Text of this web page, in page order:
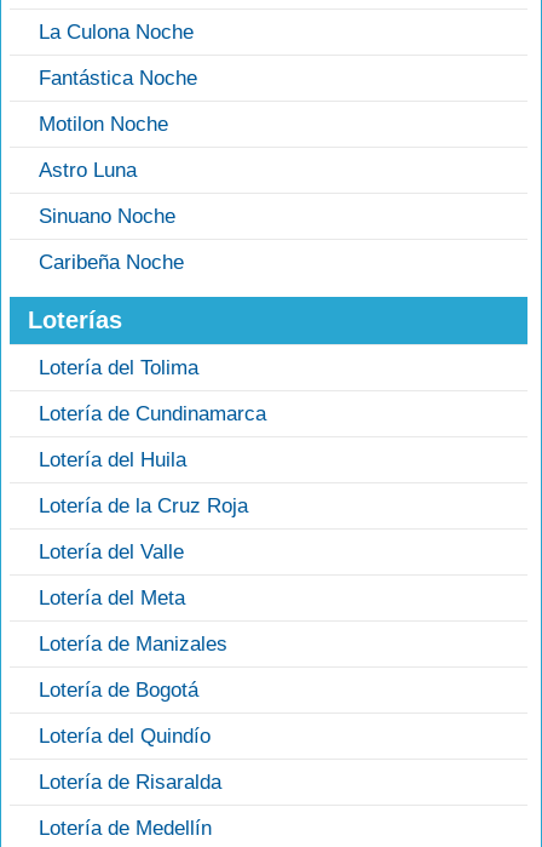
La Culona Noche
Fantástica Noche
Motilon Noche
Astro Luna
Sinuano Noche
Caribeña Noche
Loterías
Lotería del Tolima
Lotería de Cundinamarca
Lotería del Huila
Lotería de la Cruz Roja
Lotería del Valle
Lotería del Meta
Lotería de Manizales
Lotería de Bogotá
Lotería del Quindío
Lotería de Risaralda
Lotería de Medellín